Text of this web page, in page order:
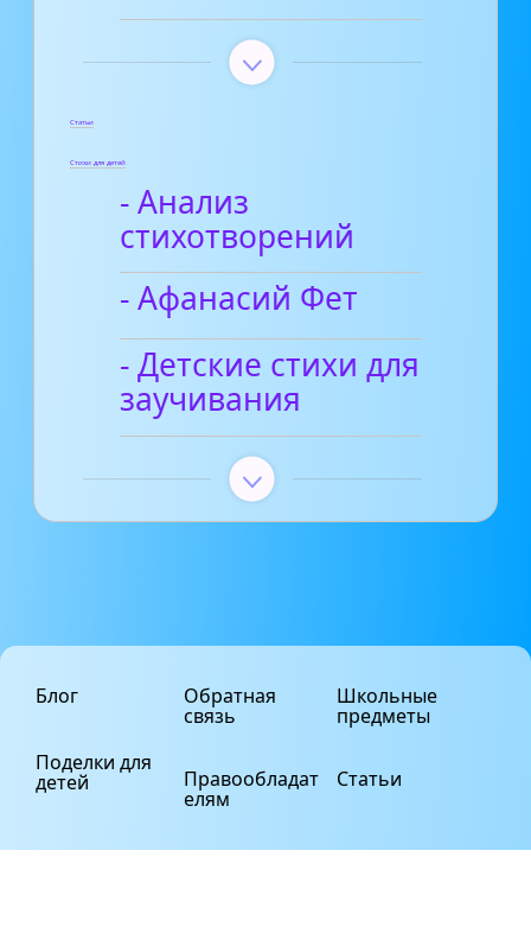
Статьи
Стихи для детей
- Анализ
стихотворений
- Афанасий Фет
- Детские стихи для
заучивания
Блог
Поделки для
детей
Обратная
связь
Правообладат
елям
Школьные
предметы
Статьи